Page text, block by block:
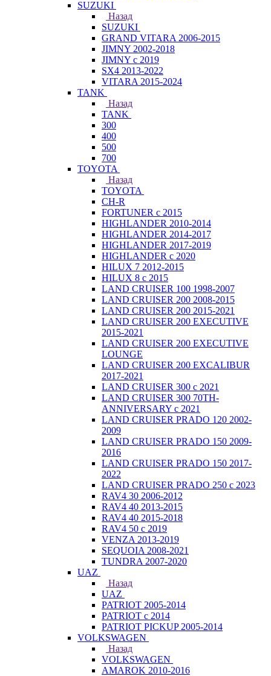
SUZUKI
Назад
SUZUKI
GRAND VITARA 2006-2015
JIMNY 2002-2018
JIMNY с 2019
SX4 2013-2022
VITARA 2015-2024
TANK
Назад
TANK
300
400
500
700
TOYOTA
Назад
TOYOTA
CH-R
FORTUNER с 2015
HIGHLANDER 2010-2014
HIGHLANDER 2014-2017
HIGHLANDER 2017-2019
HIGHLANDER с 2020
HILUX 7 2012-2015
HILUX 8 с 2015
LAND CRUISER 100 1998-2007
LAND CRUISER 200 2008-2015
LAND CRUISER 200 2015-2021
LAND CRUISER 200 EXECUTIVE
2015-2021
LAND CRUISER 200 EXECUTIVE
LOUNGE
LAND CRUISER 200 EXCALIBUR
2017-2021
LAND CRUISER 300 с 2021
LAND CRUISER 300 70TH-
ANNIVERSARY с 2021
LAND CRUISER PRADO 120 2002-
2009
LAND CRUISER PRADO 150 2009-
2016
LAND CRUISER PRADO 150 2017-
2022
LAND CRUISER PRADO 250 с 2023
RAV4 30 2006-2012
RAV4 40 2013-2015
RAV4 40 2015-2018
RAV4 50 с 2019
VENZA 2013-2019
SEQUOIA 2008-2021
TUNDRA 2007-2020
UAZ
Назад
UAZ
PATRIOT 2005-2014
PATRIOT с 2014
PATRIOT PICKUP 2005-2014
VOLKSWAGEN
Назад
VOLKSWAGEN
AMAROK 2010-2016